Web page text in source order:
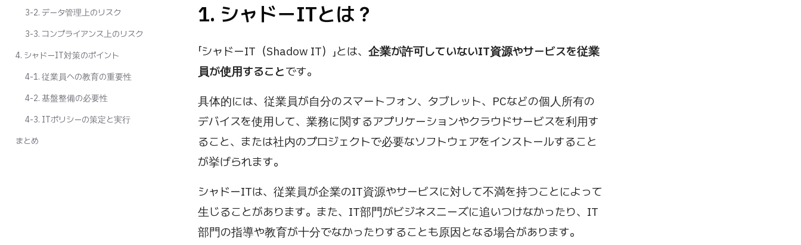
1. シャドーITとは？
「シャドーIT（Shadow IT）」とは、 企業が許可していないIT資源やサービスを従業
員が使用することです。
具体的には、従業員が自分のスマートフォン、タブレット、PCなどの個人所有の
デバイスを使用して、業務に関するアプリケーションやクラウドサービスを利用す
ること、または社内のプロジェクトで必要なソフトウェアをインストールすること
が挙げられます。
シャドーITは、従業員が企業のIT資源やサービスに対して不満を持つことによって
生じることがあります。また、IT部門がビジネスニーズに追いつけなかったり、IT
部門の指導や教育が十分でなかったりすることも原因となる場合があります。
3-2. データ管理上のリスク
3-3. コンプライアンス上のリスク
4. シャドーIT対策のポイント
4-1. 従業員への教育の重要性
4-2. 基盤整備の必要性
4-3. ITポリシーの策定と実行
まとめ